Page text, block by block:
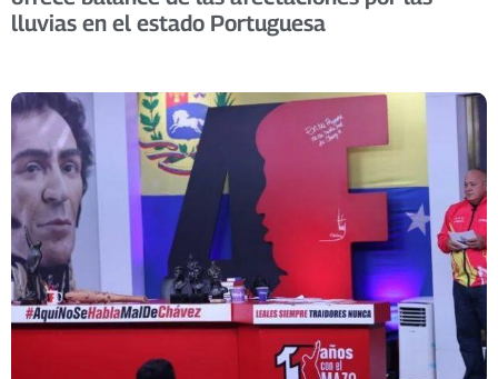
lluvias en el estado Portuguesa